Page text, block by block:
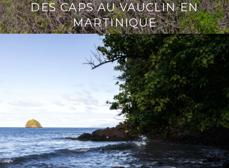
DES CAPS AU VAUCLIN EN
MARTINIQUE